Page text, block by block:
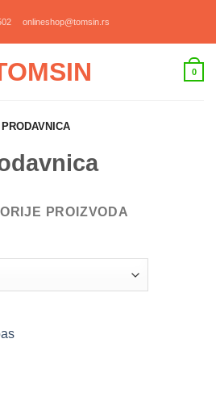
onlineshop@tomsin.rs
0
PRODAVNICA
PROIZVODA